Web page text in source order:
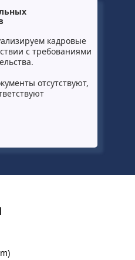
кадровые
с требованиями
отсутствуют,